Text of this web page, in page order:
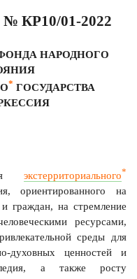
№ КР10/01-2022
НАРОДНОГО
* ГОСУДАРСТВА
экстерриториального*
ориентированного на
граждан, на стремление
ресурсами,
среды для
духовных ценностей и
а также росту